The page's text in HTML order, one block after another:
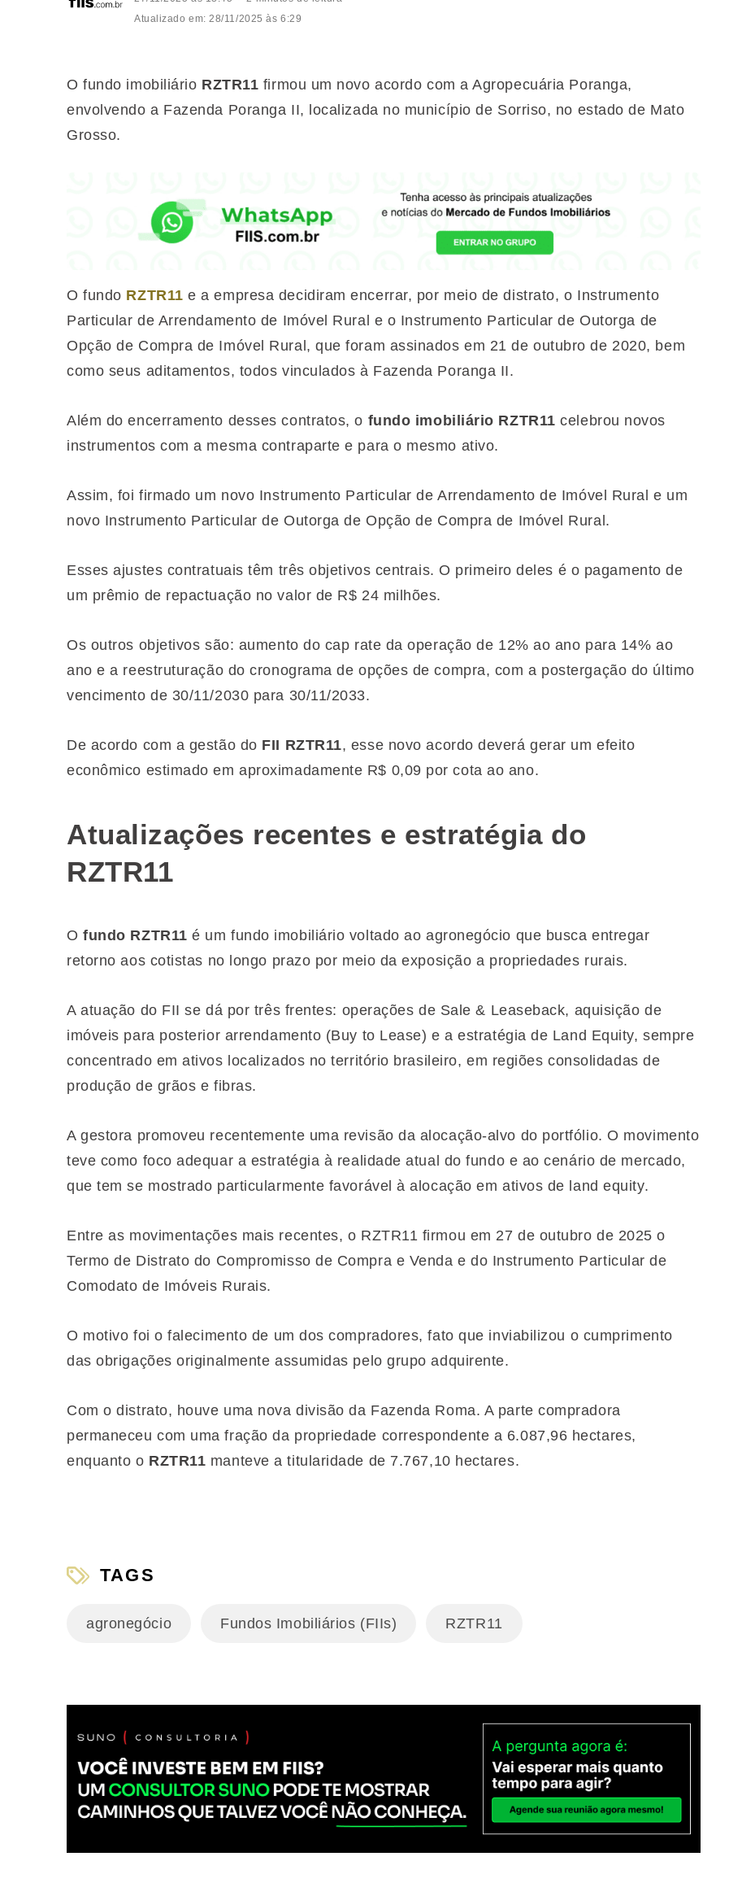
Atualizado em: 28/11/2025 às 6:29
O fundo imobiliário RZTR11 firmou um novo acordo com a Agropecuária Poranga,
envolvendo a Fazenda Poranga II, localizada no município de Sorriso, no estado de Mato
Grosso.
O fundo RZTR11 e a empresa decidiram encerrar, por meio de distrato, o Instrumento
Particular de Arrendamento de Imóvel Rural e o Instrumento Particular de Outorga de
Opção de Compra de Imóvel Rural, que foram assinados em 21 de outubro de 2020, bem
como seus aditamentos, todos vinculados à Fazenda Poranga II.
Além do encerramento desses contratos, o fundo imobiliário RZTR11 celebrou novos
instrumentos com a mesma contraparte e para o mesmo ativo.
Assim, foi firmado um novo Instrumento Particular de Arrendamento de Imóvel Rural e um
novo Instrumento Particular de Outorga de Opção de Compra de Imóvel Rural.
Esses ajustes contratuais têm três objetivos centrais. O primeiro deles é o pagamento de
um prêmio de repactuação no valor de R$ 24 milhões.
Os outros objetivos são: aumento do cap rate da operação de 12% ao ano para 14% ao
ano e a reestruturação do cronograma de opções de compra, com a postergação do último
vencimento de 30/11/2030 para 30/11/2033.
De acordo com a gestão do FII RZTR11, esse novo acordo deverá gerar um efeito
econômico estimado em aproximadamente R$ 0,09 por cota ao ano.
Atualizações recentes e estratégia do
RZTR11
Ofundo RZTR11é um fundo imobiliário voltado ao agronegócio que busca entregar
retorno aos cotistas no longo prazo por meio da exposição a propriedades rurais.
A atuação do FII se dá por três frentes: operações de Sale & Leaseback, aquisição de
imóveis para posterior arrendamento (Buy to Lease) e a estratégia de Land Equity, sempre
concentrado em ativos localizados no território brasileiro, em regiões consolidadas de
produção de grãos e fibras.
A gestora promoveu recentemente uma revisão da alocação-alvo do portfólio. O movimento
teve como foco adequar a estratégia à realidade atual do fundo e ao cenário de mercado,
que tem se mostrado particularmente favorável à alocação em ativos de land equity.
Entre as movimentações mais recentes, o RZTR11 firmou em 27 de outubro de 2025 o
Termo de Distrato do Compromisso de Compra e Venda e do Instrumento Particular de
Comodato de Imóveis Rurais.
O motivo foi o falecimento de um dos compradores, fato que inviabilizou o cumprimento
das obrigações originalmente assumidas pelo grupo adquirente.
Com o distrato, houve uma nova divisão da Fazenda Roma. A parte compradora
permaneceu com uma fração da propriedade correspondente a 6.087,96 hectares,
enquanto o RZTR11 manteve a titularidade de 7.767,10 hectares.
TAGS
agronegócio Fundos Imobiliários (FIIs) RZTR11